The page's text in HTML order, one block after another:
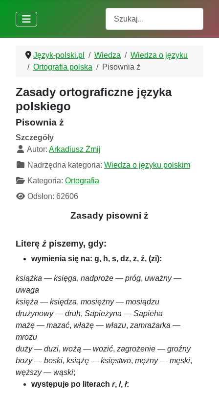
Język-polski.pl Wiedza
Wiedza o języku
Ortografia polska
Pisownia ż
Zasady ortograficzne języka
polskiego
Pisownia ż
Szczegóły
Autor: Arkadiusz Żmij
Nadrzędna kategoria: Wiedza o języku polskim
Kategoria: Ortografia
Odsłon: 62606
Zasady pisowni ż
Literę ż piszemy, gdy:
wymienia się na: g, h, s, dz, z, ź, (zi):
książka — księga, nadproże — próg, uważny —
uwaga
księża — księdza, mosiężny — mosiądzu
drużynowy — druh, Sapieżyna — Sapieha
mażę — mazać, włażę — włazu, zamrażarka —
mrozu
duży — duzi, wożą — wozić, zagrożenie — groźny
boży — boski, książę — księstwo, mężny — męski,
węższy — wąski;
występuje po literach r, l, ł: